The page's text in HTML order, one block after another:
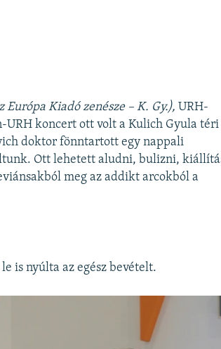
Európa Kiadó zenésze – K. Gy.), URH-
koncert ott volt a Kulich Gyula téri
doktor fönntartott egy nappali
Ott lehetett aludni, bulizni,
meg az addikt arcokból a
is nyúlta az egész bevételt.